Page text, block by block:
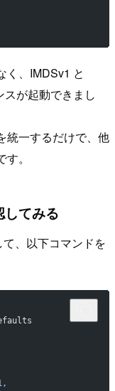
く、IMDSv1 と
が起動できまし
統一するだけで、他
。
してみる
、以下コマンドを